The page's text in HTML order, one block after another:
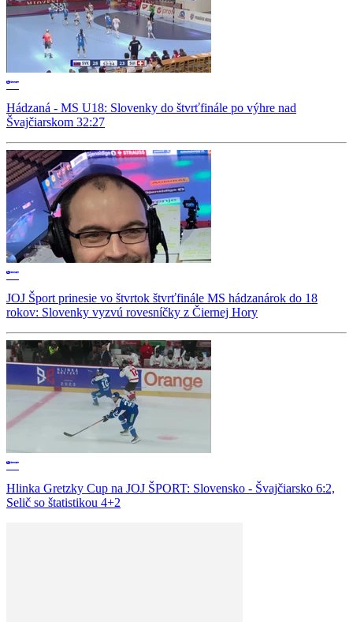
Hádzaná - MS U18: Slovenky do štvrťfinále po výhre nad
Švajčiarskom 32:27
JOJ Šport prinesie vo štvrtok štvrťfinále MS hádzanárok do 18
rokov: Slovenky vyzvú rovesníčky z Čiernej Hory
Hlinka Gretzky Cup na JOJ ŠPORT: Slovensko - Švajčiarsko 6:2,
Selič so štatistikou 4+2